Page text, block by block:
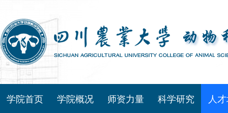
学院首页 学院概况 师资力量 科学研究 人